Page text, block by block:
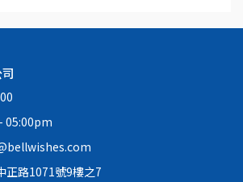
05:00pm
正路1071號9樓之7